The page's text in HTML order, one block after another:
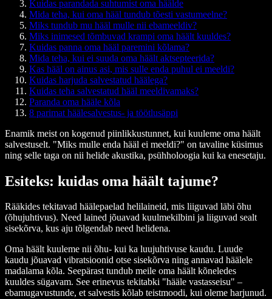
Kuidas parandada suhtumist oma häälde
Mida teha, kui oma hääl tundub tõesti vastumeelne?
Miks tundub mu hääl mulle nii ebameeldiv?
Miks inimesed tõmbuvad krampi oma häält kuuldes?
Kuidas panna oma hääl paremini kõlama?
Mida teha, kui ei suuda oma häält aktsepteerida?
Kas hääl on ainus asi, mis sulle enda puhul ei meeldi?
Kuidas harjuda salvestatud häälega?
Kuidas teha salvestatud hääl meeldivamaks?
Paranda oma hääle kõla
8 parimat häälesalvestus- ja töötlusäppi
Enamik meist on kogenud piinlikkustunnet, kui kuuleme oma häält
salvestuselt. "Miks mulle enda hääl ei meeldi?" on tavaline küsimus
ning selle taga on nii helide akustika, psühholoogia kui ka enesetaju.
Esiteks: kuidas oma häält tajume?
Rääkides tekitavad häälepaelad helilaineid, mis liiguvad läbi õhu
(õhujuhtivus). Need lained jõuavad kuulmekilbini ja liiguvad sealt
sisekõrva, kus aju tõlgendab need helidena.
Oma häält kuuleme nii õhu- kui ka luujuhtivuse kaudu. Luude
kaudu jõuavad vibratsioonid otse sisekõrva ning annavad häälele
madalama kõla. Seepärast tundub meile oma häält kõneledes
kuuldes sügavam. See erinevus tekitabki "hääle vastasseisu" –
ebamugavustunde, et salvestis kõlab teistmoodi, kui oleme harjunud.